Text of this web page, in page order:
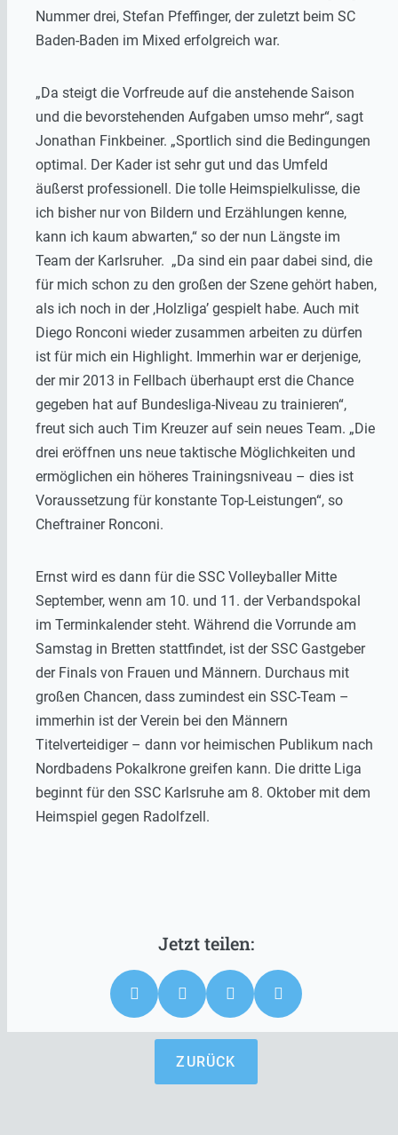
Nummer drei, Stefan Pfeffinger, der zuletzt beim SC
Baden-Baden im Mixed erfolgreich war.
„Da steigt die Vorfreude auf die anstehende Saison
und die bevorstehenden Aufgaben umso mehr“, sagt
Jonathan Finkbeiner. „Sportlich sind die Bedingungen
optimal. Der Kader ist sehr gut und das Umfeld
äußerst professionell. Die tolle Heimspielkulisse, die
ich bisher nur von Bildern und Erzählungen kenne,
kann ich kaum abwarten,“ so der nun Längste im
Team der Karlsruher. „Da sind ein paar dabei sind, die
für mich schon zu den großen der Szene gehört haben,
als ich noch in der ‚Holzliga’ gespielt habe. Auch mit
Diego Ronconi wieder zusammen arbeiten zu dürfen
ist für mich ein Highlight. Immerhin war er derjenige,
der mir 2013 in Fellbach überhaupt erst die Chance
gegeben hat auf Bundesliga-Niveau zu trainieren“,
freut sich auch Tim Kreuzer auf sein neues Team. „Die
drei eröffnen uns neue taktische Möglichkeiten und
ermöglichen ein höheres Trainingsniveau – dies ist
Voraussetzung für konstante Top-Leistungen“, so
Cheftrainer Ronconi.
Ernst wird es dann für die SSC Volleyballer Mitte
September, wenn am 10. und 11. der Verbandspokal
im Terminkalender steht. Während die Vorrunde am
Samstag in Bretten stattfindet, ist der SSC Gastgeber
der Finals von Frauen und Männern. Durchaus mit
großen Chancen, dass zumindest ein SSC-Team –
immerhin ist der Verein bei den Männern
Titelverteidiger – dann vor heimischen Publikum nach
Nordbadens Pokalkrone greifen kann. Die dritte Liga
beginnt für den SSC Karlsruhe am 8. Oktober mit dem
Heimspiel gegen Radolfzell.
ZURÜCK